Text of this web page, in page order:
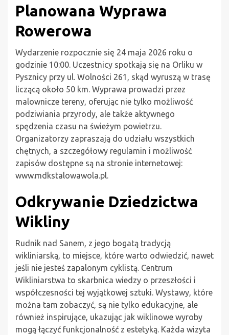
Planowana Wyprawa
Rowerowa
Wydarzenie rozpocznie się 24 maja 2026 roku o
godzinie 10:00. Uczestnicy spotkają się na Orliku w
Pysznicy przy ul. Wolności 261, skąd wyruszą w trasę
liczącą około 50 km. Wyprawa prowadzi przez
malownicze tereny, oferując nie tylko możliwość
podziwiania przyrody, ale także aktywnego
spędzenia czasu na świeżym powietrzu.
Organizatorzy zapraszają do udziału wszystkich
chętnych, a szczegółowy regulamin i możliwość
zapisów dostępne są na stronie internetowej:
www.mdkstalowawola.pl.
Odkrywanie Dziedzictwa
Wikliny
Rudnik nad Sanem, z jego bogatą tradycją
wikliniarską, to miejsce, które warto odwiedzić, nawet
jeśli nie jesteś zapalonym cyklistą. Centrum
Wikliniarstwa to skarbnica wiedzy o przeszłości i
współczesności tej wyjątkowej sztuki. Wystawy, które
można tam zobaczyć, są nie tylko edukacyjne, ale
również inspirujące, ukazując jak wiklinowe wyroby
mogą łączyć funkcjonalność z estetyką. Każda wizyta